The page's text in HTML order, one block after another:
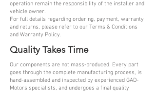
operation remain the responsibility of the installer and
vehicle owner.
For full details regarding ordering, payment, warranty
and returns, please refer to our Terms & Conditions
and Warranty Policy.
Quality Takes Time
Our components are not mass-produced. Every part
goes through the complete manufacturing process, is
hand-assembled and inspected by experienced GAD-
Motors specialists, and undergoes a final quality